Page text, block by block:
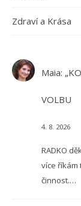
Zdraví a Krása
Maia:
VOLBU
4. 8. 2026
RADKO
více říkám
činnost.…